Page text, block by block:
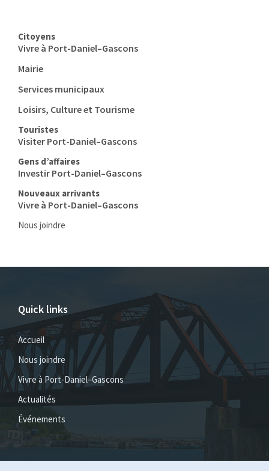
Citoyens
Vivre à Port-Daniel–Gascons
Mairie
Services municipaux
Loisirs, Culture et Tourisme
Touristes
Visiter Port-Daniel–Gascons
Gens d’affaires
Investir Port-Daniel–Gascons
Nouveaux arrivants
Vivre à Port-Daniel–Gascons
Nous joindre
Quick links
Accueil
Nous joindre
Vivre à Port-Daniel–Gascons
Actualités
Événements